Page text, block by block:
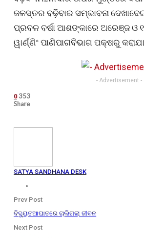
ଜଳସ୍ତର ବଢ଼ିବାର ସମ୍ଭାବନା
ପ୍ରବଳ ବର୍ଷା ଆଶଙ୍କାରେ ଅରେଞ୍ଜ ଓ
ୱାର୍ଣ୍ଣିଂ ପାଣିପାଗବିଭାଗ ପକ୍ଷରୁ
- Advertisement -
0 353
Share
SATYA SANDHANA DESK
Prev Post
ବିଦ୍ୟୁତଆଘାତରେ ଚାଲିଗଲା ଜୀବନ
Next Post